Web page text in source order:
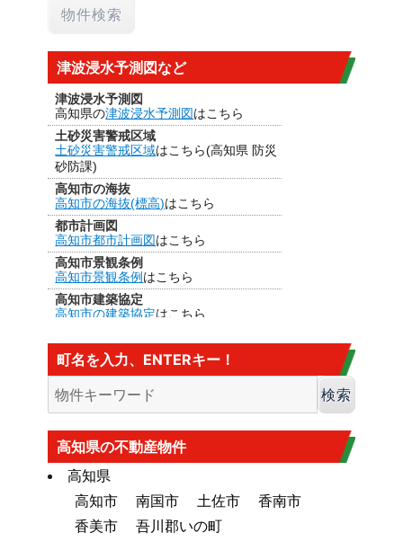
津波浸水予測図など
津波浸水予測図
高知県の津波浸水予測図はこちら
土砂災害警戒区域
土砂災害警戒区域はこちら(高知県 防災
砂防課)
高知市の海抜
高知市の海抜(標高)はこちら
都市計画図
高知市都市計画図はこちら
高知市景観条例
高知市景観条例 はこちら
高知市建築協定
高知市の建築協定はこちら
高知市の建法22条区域
はこちら・・・
カヤ葺き、ログハウスはダメ
香南市の海抜
香南市の海抜（標高）
高知市大規模盛土造成地マップ
ら
町名を入力、ENTERキー！
高知県の不動産物件
高知県
高知市
南国市 土佐市
香南市
香美市
吾川郡いの町